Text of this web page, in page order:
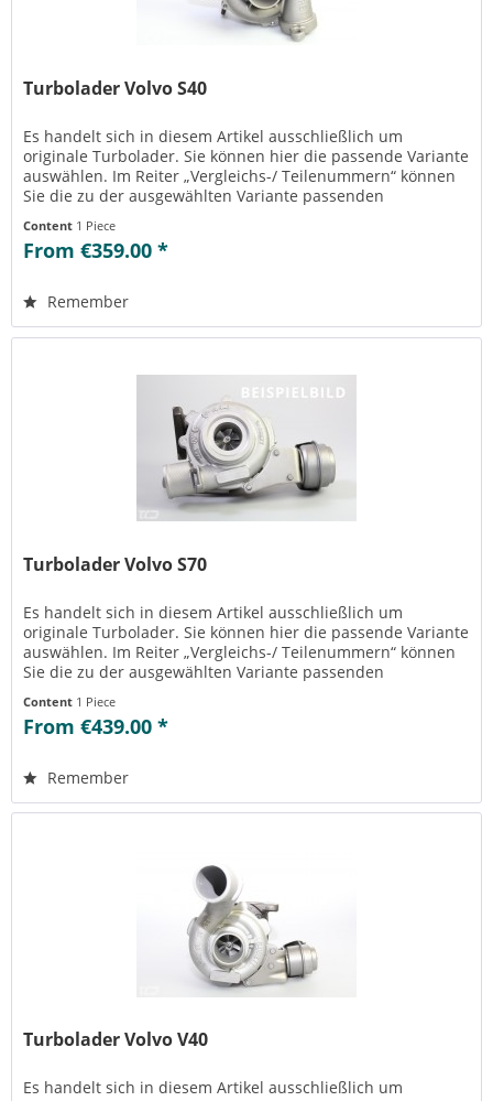
Turbolader Volvo S40
Es handelt sich in diesem Artikel ausschließlich um
originale Turbolader. Sie können hier die passende Variante
auswählen. Im Reiter „Vergleichs-/ Teilenummern“ können
Sie die zu der ausgewählten Variante passenden
Content 1 Piece
From €359.00 *
Remember
Turbolader Volvo S70
Es handelt sich in diesem Artikel ausschließlich um
originale Turbolader. Sie können hier die passende Variante
auswählen. Im Reiter „Vergleichs-/ Teilenummern“ können
Sie die zu der ausgewählten Variante passenden
Content 1 Piece
From €439.00 *
Remember
Turbolader Volvo V40
Es handelt sich in diesem Artikel ausschließlich um